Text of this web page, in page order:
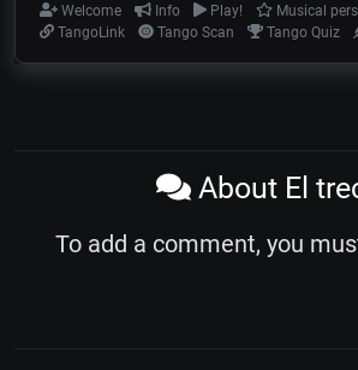
Welcome Info Play!
Musical
TangoLink
Tango Scan Tango Quiz
About El
To add a comment, you